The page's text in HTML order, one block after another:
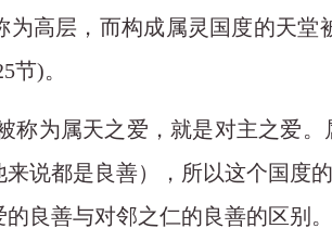
为高层，而构成属灵国度的天堂
节)。
称为属天之爱，就是对主之爱
说都是良善），所以这个国度
良善与对邻之仁的良善的区别